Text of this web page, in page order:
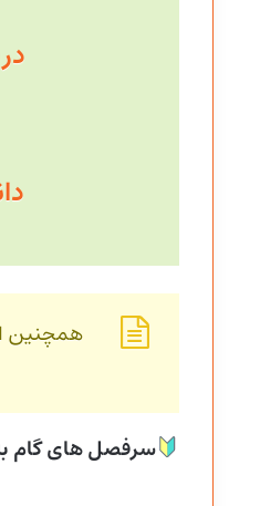
همچنین
سرفصل های گام به گام هندسه3